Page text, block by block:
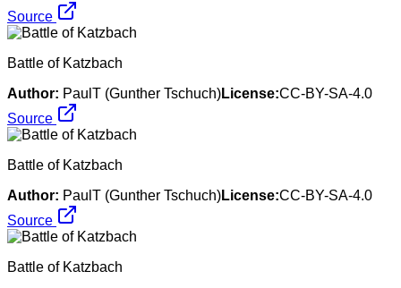
Source
Battle of Katzbach
Author: PaulT (Gunther Tschuch)License:CC-BY-SA-4.0
Source
Battle of Katzbach
Author: PaulT (Gunther Tschuch)License:CC-BY-SA-4.0
Source
Battle of Katzbach